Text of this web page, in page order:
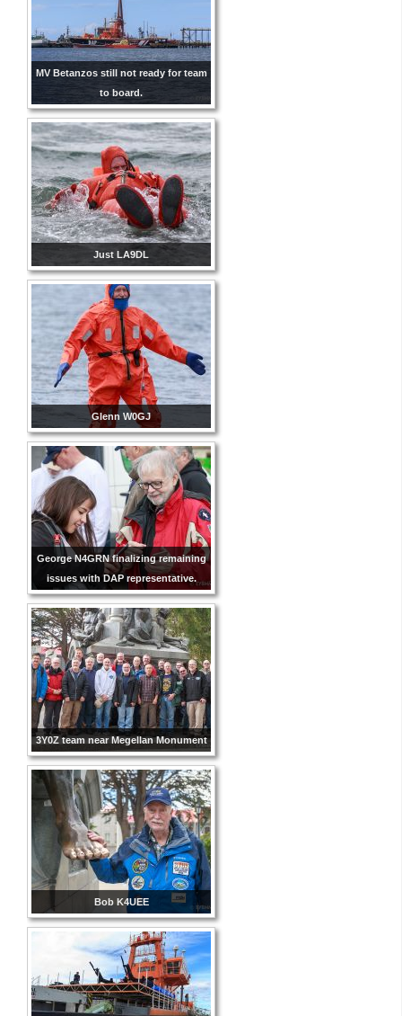
MV Betanzos still not ready for team
to board.
Just LA9DL
Glenn W0GJ
George N4GRN finalizing remaining
issues with DAP representative.
3Y0Z team near Megellan Monument
Bob K4UEE